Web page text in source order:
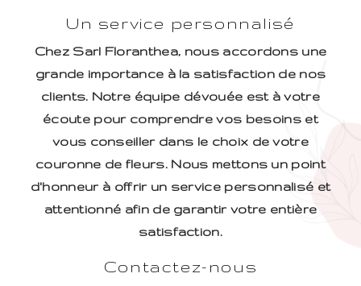
Un service personnalisé
Chez Sarl Floranthea, nous accordons une
grande importance à la satisfaction de nos
clients. Notre équipe dévouée est à votre
écoute pour comprendre vos besoins et
vous conseiller dans le choix de votre
couronne de fleurs. Nous mettons un point
d'honneur à offrir un service personnalisé et
attentionné afin de garantir votre entière
satisfaction.
Contactez-nous